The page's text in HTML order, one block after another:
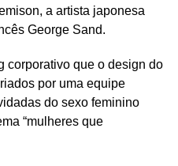
a artista japonesa
George Sand.
corporativo que o design do
por uma equipe
do sexo feminino
“mulheres que